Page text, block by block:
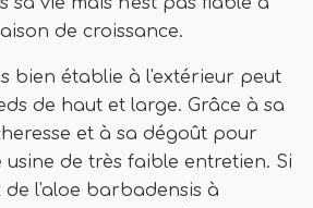
de croissance.
bien établie à l'extérieur peut
de haut et large. Grâce à sa
et à sa dégoût pour
usine de très faible entretien. Si
de l'aloe barbadensis à